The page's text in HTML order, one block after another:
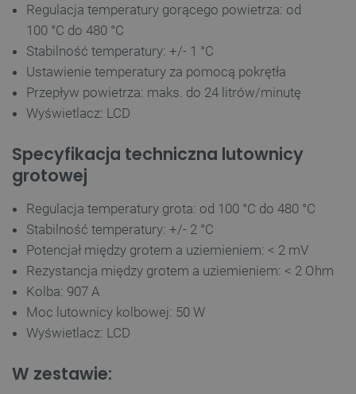
Regulacja temperatury gorącego powietrza: od
100 °C do 480 °C
Stabilność temperatury: +/- 1 °C
Ustawienie temperatury za pomocą pokrętła
Przepływ powietrza: maks. do 24 litrów/minutę
Wyświetlacz: LCD
Specyfikacja techniczna lutownicy
grotowej
Regulacja temperatury grota: od 100 °C do 480 °C
Stabilność temperatury: +/- 2 °C
Potencjał między grotem a uziemieniem: < 2 mV
Rezystancja między grotem a uziemieniem: < 2 Ohm
Kolba: 907 A
Moc lutownicy kolbowej: 50 W
Wyświetlacz: LCD
W zestawie: